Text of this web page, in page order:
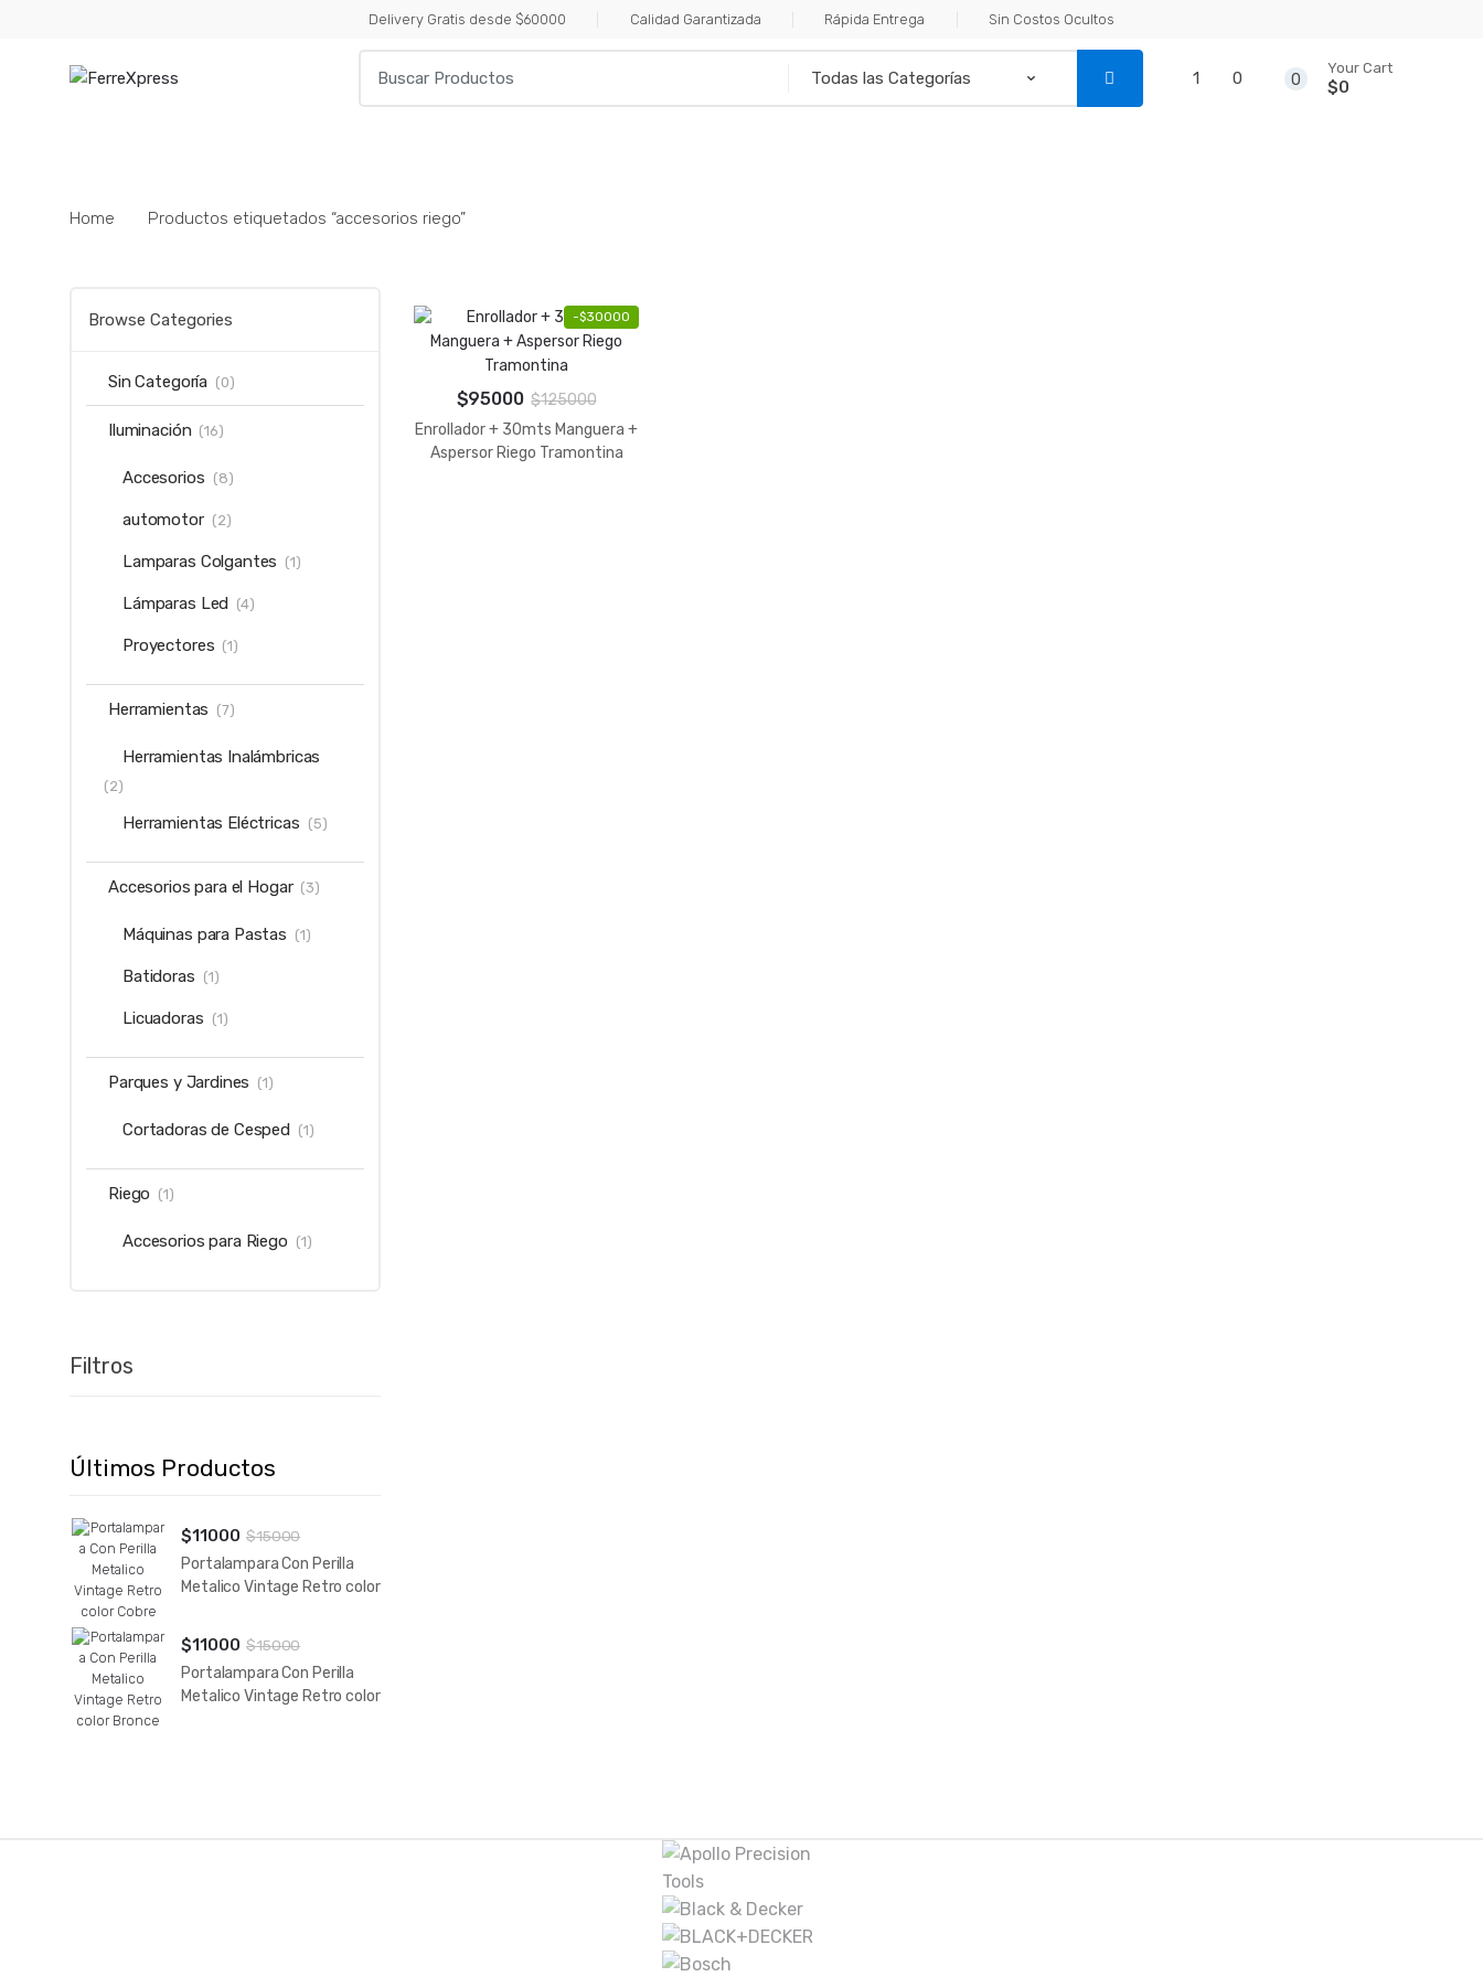
navigation
Delivery Gratis desde $60000 Calidad Garantizada Rápida Entrega Sin Costos Ocultos
for:
1 0 0
Your Cart
$0
Home Productos etiquetados “accesorios riego”
-$30000
$95000 $125000
Enrollador + 30mts Manguera +
Aspersor Riego Tramontina
Browse Categories
Sin Categoría (0)
Iluminación (16)
Accesorios (8)
automotor (2)
Lamparas Colgantes (1)
Lámparas Led (4)
Proyectores (1)
Herramientas (7)
Herramientas Inalámbricas
(2)
Herramientas Eléctricas (5)
Accesorios para el Hogar (3)
Máquinas para Pastas (1)
Batidoras (1)
Licuadoras (1)
Parques y Jardines (1)
Cortadoras de Cesped (1)
Riego (1)
Accesorios para Riego (1)
Filtros
Últimos Productos
$11000 $15000
Portalampara Con Perilla
Metalico Vintage Retro color
$11000 $15000
Portalampara Con Perilla
Metalico Vintage Retro color